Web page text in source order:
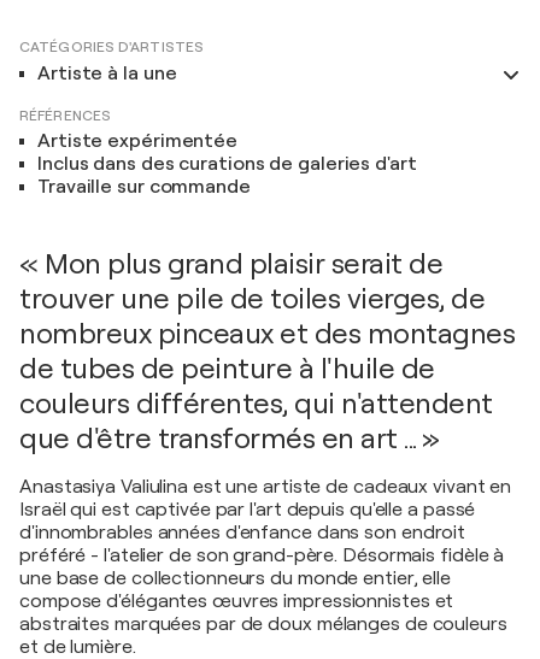
CATÉGORIES D'ARTISTES
Artiste à la une
RÉFÉRENCES
Artiste expérimentée
Inclus dans des curations de galeries d'art
Travaille sur commande
« Mon plus grand plaisir serait de
trouver une pile de toiles vierges, de
nombreux pinceaux et des montagnes
de tubes de peinture à l'huile de
couleurs différentes, qui n'attendent
que d'être transformés en art ... »
Anastasiya Valiulina est une artiste de cadeaux vivant en
Israël qui est captivée par l'art depuis qu'elle a passé
d'innombrables années d'enfance dans son endroit
préféré - l'atelier de son grand-père. Désormais fidèle à
une base de collectionneurs du monde entier, elle
compose d'élégantes œuvres impressionnistes et
abstraites marquées par de doux mélanges de couleurs
et de lumière.